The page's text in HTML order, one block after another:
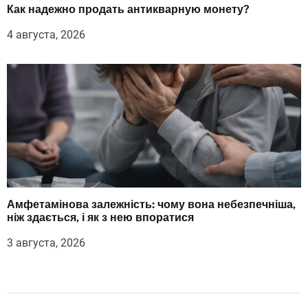
Как надежно продать антикварную монету?
4 августа, 2026
Амфетамінова залежність: чому вона небезпечніша,
ніж здається, і як з нею впоратися
3 августа, 2026